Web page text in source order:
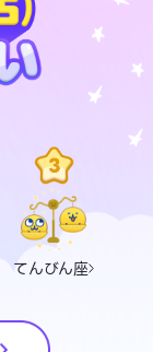
てんびん座